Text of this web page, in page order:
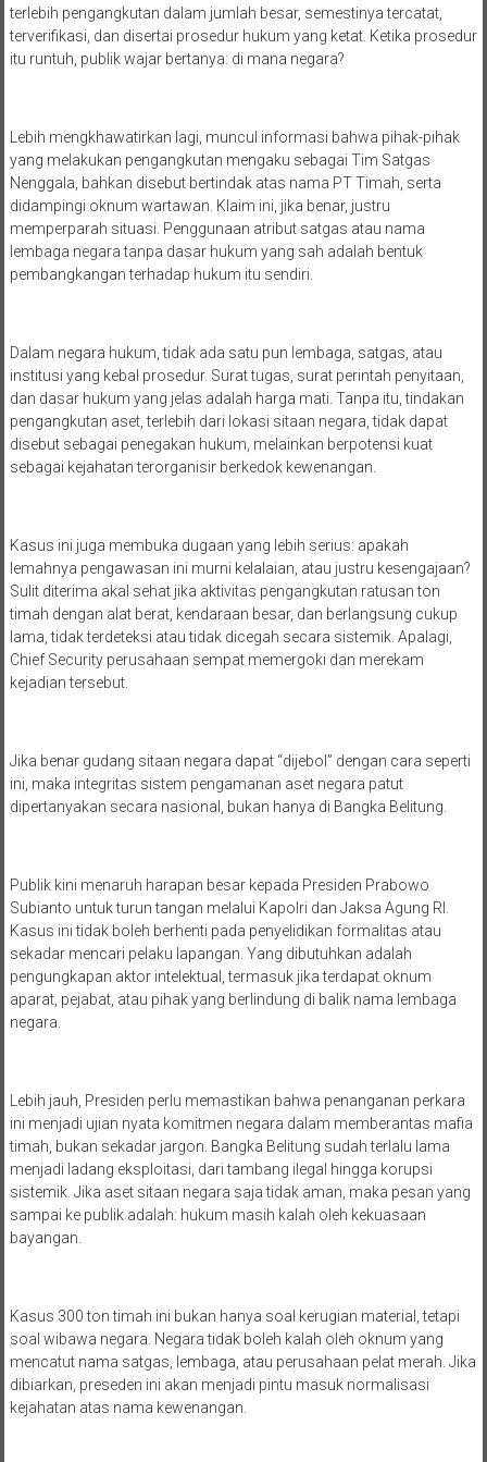
terlebih pengangkutan dalam jumlah besar, semestinya tercatat,
terverifikasi, dan disertai prosedur hukum yang ketat. Ketika prosedur
itu runtuh, publik wajar bertanya: di mana negara?
Lebih mengkhawatirkan lagi, muncul informasi bahwa pihak-pihak
yang melakukan pengangkutan mengaku sebagai Tim Satgas
Nenggala, bahkan disebut bertindak atas nama PT Timah, serta
didampingi oknum wartawan. Klaim ini, jika benar, justru
memperparah situasi. Penggunaan atribut satgas atau nama
lembaga negara tanpa dasar hukum yang sah adalah bentuk
pembangkangan terhadap hukum itu sendiri.
Dalam negara hukum, tidak ada satu pun lembaga, satgas, atau
institusi yang kebal prosedur. Surat tugas, surat perintah penyitaan,
dan dasar hukum yang jelas adalah harga mati. Tanpa itu, tindakan
pengangkutan aset, terlebih dari lokasi sitaan negara, tidak dapat
disebut sebagai penegakan hukum, melainkan berpotensi kuat
sebagai kejahatan terorganisir berkedok kewenangan.
Kasus ini juga membuka dugaan yang lebih serius: apakah
lemahnya pengawasan ini murni kelalaian, atau justru kesengajaan?
Sulit diterima akal sehat jika aktivitas pengangkutan ratusan ton
timah dengan alat berat, kendaraan besar, dan berlangsung cukup
lama, tidak terdeteksi atau tidak dicegah secara sistemik. Apalagi,
Chief Security perusahaan sempat memergoki dan merekam
kejadian tersebut.
Jika benar gudang sitaan negara dapat “dijebol” dengan cara seperti
ini, maka integritas sistem pengamanan aset negara patut
dipertanyakan secara nasional, bukan hanya di Bangka Belitung.
Publik kini menaruh harapan besar kepada Presiden Prabowo
Subianto untuk turun tangan melalui Kapolri dan Jaksa Agung RI.
Kasus ini tidak boleh berhenti pada penyelidikan formalitas atau
sekadar mencari pelaku lapangan. Yang dibutuhkan adalah
pengungkapan aktor intelektual, termasuk jika terdapat oknum
aparat, pejabat, atau pihak yang berlindung di balik nama lembaga
negara.
Lebih jauh, Presiden perlu memastikan bahwa penanganan perkara
ini menjadi ujian nyata komitmen negara dalam memberantas mafia
timah, bukan sekadar jargon. Bangka Belitung sudah terlalu lama
menjadi ladang eksploitasi, dari tambang ilegal hingga korupsi
sistemik. Jika aset sitaan negara saja tidak aman, maka pesan yang
sampai ke publik adalah: hukum masih kalah oleh kekuasaan
bayangan.
Kasus 300 ton timah ini bukan hanya soal kerugian material, tetapi
soal wibawa negara. Negara tidak boleh kalah oleh oknum yang
mencatut nama satgas, lembaga, atau perusahaan pelat merah. Jika
dibiarkan, preseden ini akan menjadi pintu masuk normalisasi
kejahatan atas nama kewenangan.